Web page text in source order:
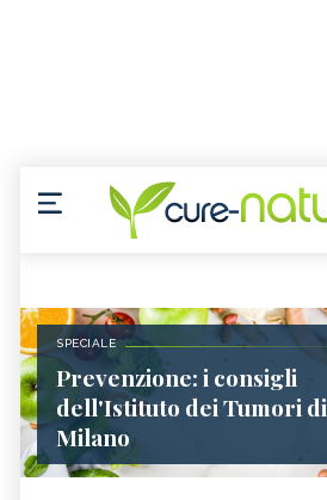
SPECIALE
Prevenzione: i consigli
dell'Istituto dei Tumori di
Milano